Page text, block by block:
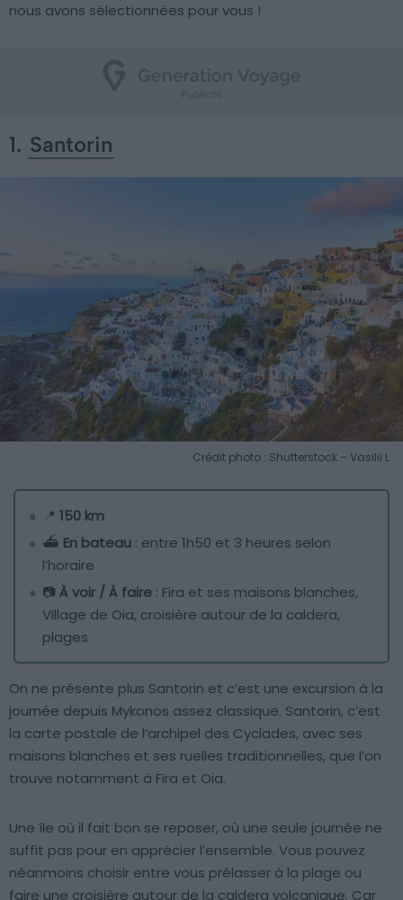
nous avons sélectionnées pour vous !
1. Santorin
Crédit photo : Shutterstock – Vasilii L
📍 150 km
⛴️ En bateau : entre 1h50 et 3 heures selon
l’horaire
📷À voir / À faire : Fira et ses maisons blanches,
Village de Oia, croisière autour de la caldera,
plages
On ne présente plus Santorin et c’est une excursion à la
journée depuis Mykonos assez classique. Santorin, c’est
la carte postale de l’archipel des Cyclades, avec ses
maisons blanches et ses ruelles traditionnelles, que l’on
trouve notamment à Fira et Oia.
Une île où il fait bon se reposer, où une seule journée ne
suffit pas pour en apprécier l’ensemble. Vous pouvez
néanmoins choisir entre vous prélasser à la plage ou
faire une croisière autour de la caldera volcanique. Car